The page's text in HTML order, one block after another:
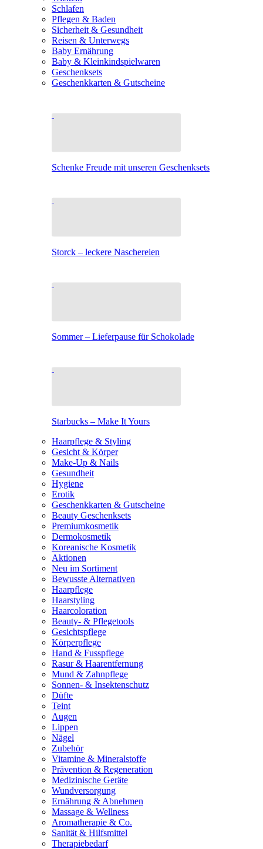
Schlafen
Pflegen & Baden
Sicherheit & Gesundheit
Reisen & Unterwegs
Baby Ernährung
Baby & Kleinkindspielwaren
Geschenksets
Geschenkkarten & Gutscheine
Schenke Freude mit unseren Geschenksets
Storck – leckere Naschereien
Sommer – Lieferpause für Schokolade
Starbucks – Make It Yours
Haarpflege & Styling
Gesicht & Körper
Make-Up & Nails
Gesundheit
Hygiene
Erotik
Geschenkkarten & Gutscheine
Beauty Geschenksets
Premiumkosmetik
Dermokosmetik
Koreanische Kosmetik
Aktionen
Neu im Sortiment
Bewusste Alternativen
Haarpflege
Haarstyling
Haarcoloration
Beauty- & Pflegetools
Gesichtspflege
Körperpflege
Hand & Fusspflege
Rasur & Haarentfernung
Mund & Zahnpflege
Sonnen- & Insektenschutz
Düfte
Teint
Augen
Lippen
Nägel
Zubehör
Vitamine & Mineralstoffe
Prävention & Regeneration
Medizinische Geräte
Wundversorgung
Ernährung & Abnehmen
Massage & Wellness
Aromatherapie & Co.
Sanität & Hilfsmittel
Therapiebedarf